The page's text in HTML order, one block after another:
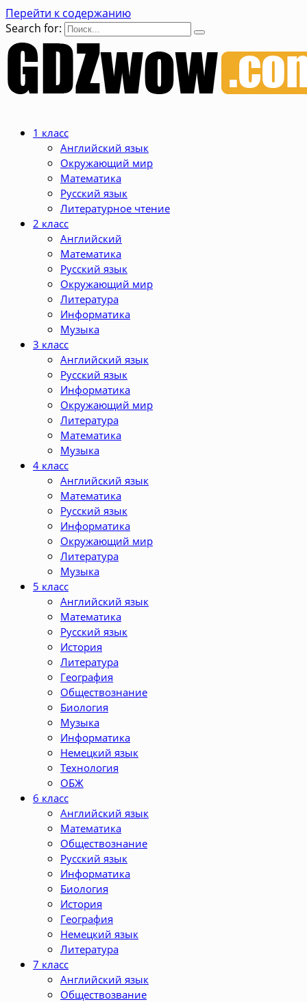
Перейти к содержанию
Search for:
1 класс
Английский язык
Окружающий мир
Математика
Русский язык
Литературное чтение
2 класс
Английский
Математика
Русский язык
Окружающий мир
Литература
Информатика
Музыка
3 класс
Английский язык
Русский язык
Информатика
Окружающий мир
Литература
Математика
Музыка
4 класс
Английский язык
Математика
Русский язык
Информатика
Окружающий мир
Литература
Музыка
5 класс
Английский язык
Математика
Русский язык
История
Литература
География
Обществознание
Биология
Музыка
Информатика
Немецкий язык
Технология
ОБЖ
6 класс
Английский язык
Математика
Обществознание
Русский язык
Информатика
Биология
История
География
Немецкий язык
Литература
7 класс
Английский язык
Обществозвание